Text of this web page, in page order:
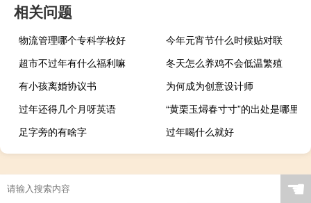
相关问题
物流管理哪个专科学校好
今年元宵节什么时候贴对联
超市不过年有什么福利嘛
冬天怎么养鸡不会低温繁殖
有小孩离婚协议书
为何成为创意设计师
过年还得几个月呀英语
“黄栗玉燖春寸寸”的出处是哪里
足字旁的有啥字
过年喝什么就好
☚